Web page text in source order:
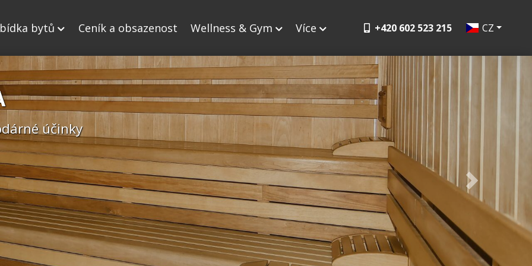
bytů Ceník a obsazenost Wellness & Gym Více +420 602 523 215 CZ
saunování
účinky
Next